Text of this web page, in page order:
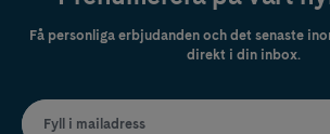
Få personliga erbjudanden och det senaste
direkt i din inbox.
Fyll i mailadress